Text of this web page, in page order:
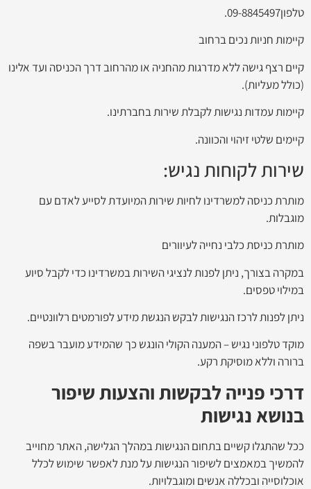
טלפון09-8845497.
קיימות חניות נכים ברחוב
קיים רצף גישה ללא מדרגות מהחניה או מהרחוב דרך הכניסה ועד אלינו
(כולל מעליות).
קיימות עמדות נגישות לקבלת שירות בחברתינו.
קיימים שלטי זיהוי והכוונה.
שירות לקוחות נגיש:
מותרת כניסה למשרדינו לחיות שירות המיועדת לסייע לאדם עם
מוגבלות.
מותרת כניסת כלבי נחייה לעיוורים
במקרה בצורך, ניתן לפנות לנציגי השירות במשרדינו כדי לקבל סיוע
במילוי טפסים.
ניתן לפנות לרכז הנגישות לבקש הנגשת מידע לפורמטים רלוונטיים.
מוקד טלפוני נגיש – המענה הקולי הונגש כך שהמידע מועבר בשפה
ברורה וללא מוסיקת רקע.
דרכי פנייה לבקשות והצעות שיפור
בנושא נגישות
ככל שהתגלו קשיים בתחום הנגישות במהלך הגלישה, האתר מחוייב
להמשיך במאמצים לשיפור הנגישות על מנת לאפשר שימוש לכלל
אוכלוסייה ובכללה אנשים ומוגבלויות.